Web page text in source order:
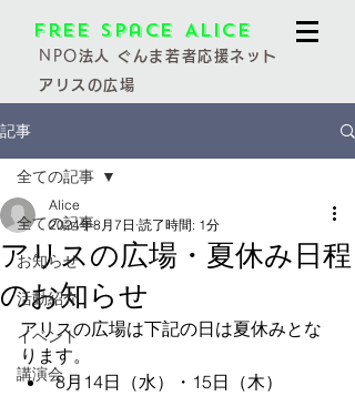
Free Space Alice
NPO法人 ぐんま若者応援ネット
アリスの広場
記事
全ての記事
お知らせ
活動紹介
イベント
講演会
全ての記事
アリスの広場・夏休み日程
のお知らせ
Alice
2024年8月7日 読了時間: 1分
アリスの広場は下記の日は夏休みとな
ります。
8月14日（水）・15日（木）